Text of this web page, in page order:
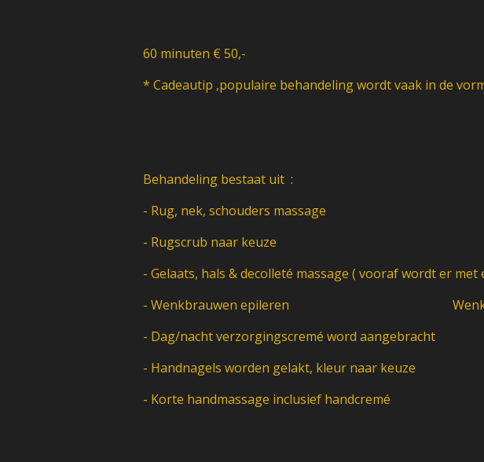
60 minuten € 50,-
* Cadeautip ,populaire behandeling wordt vaak in de
Behandeling bestaat uit :
- Rug, nek, schouders massage
- Rugscrub naar keuze
- Gelaats, hals & decolleté massage ( vooraf wordt er
- Wenkbrauwen epileren Wenkbrauwen
- Dag/nacht verzorgingscremé word aangebracht
- Handnagels worden gelakt, kleur naar keuze
- Korte handmassage inclusief handcremé